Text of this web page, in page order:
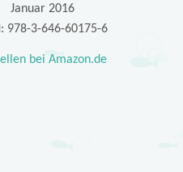
Januar 2016
978-3-646-60175-6
bei Amazon.de